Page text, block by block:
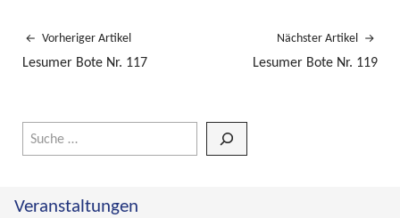
Vorheriger Artikel
Lesumer Bote Nr. 117
Nächster Artikel
Lesumer Bote Nr. 119
Veranstaltungen